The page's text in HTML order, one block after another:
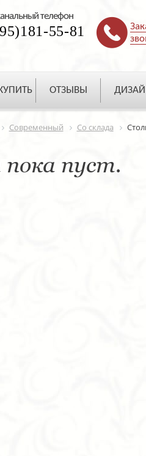
телефон
55-81
ОТЗЫВЫ
Современный Со склада
пуст.